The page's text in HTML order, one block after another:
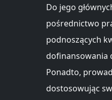
Do jego
pośrednictwo
podnoszących
dofinansowania
Ponadto,
dostosowując